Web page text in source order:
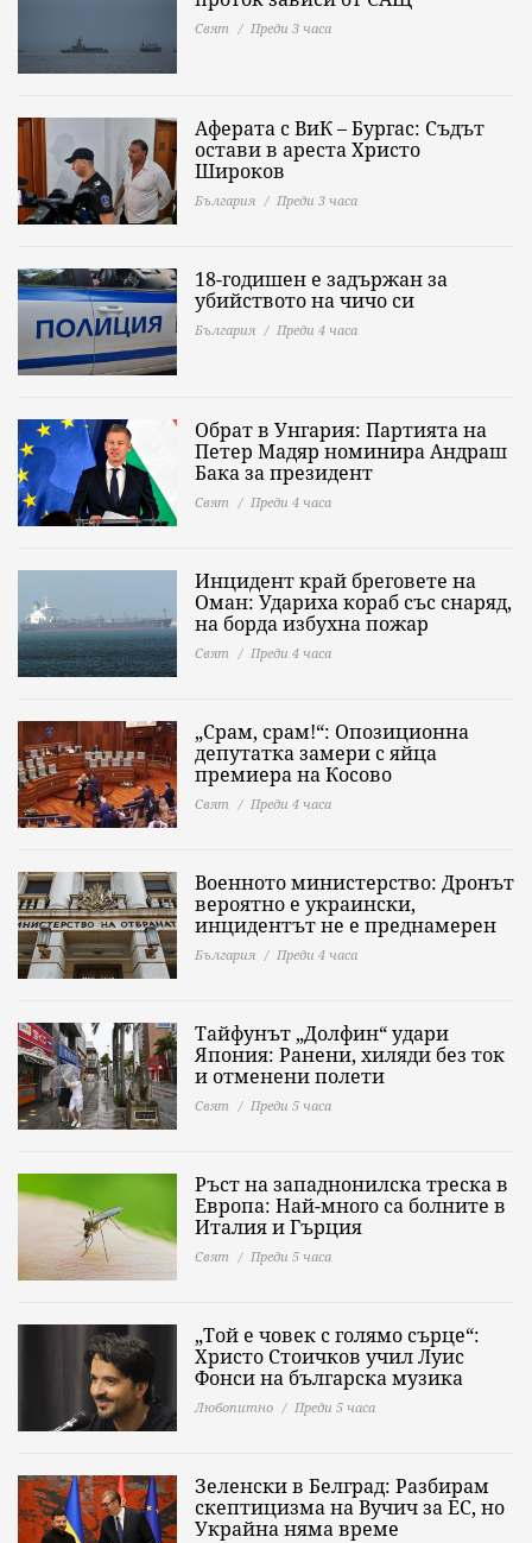
Свят Преди 3 часа
Аферата с ВиК – Бургас: Съдът
остави в ареста Христо
Широков
България Преди 3 часа
18-годишен е задържан за
убийството на чичо си
България Преди 4 часа
Обрат в Унгария: Партията на
Петер Мадяр номинира Андраш
Бака за президент
Свят Преди 4 часа
Инцидент край бреговете на
Оман: Удариха кораб със снаряд,
на борда избухна пожар
Свят Преди 4 часа
„Срам, срам!“: Опозиционна
депутатка замери с яйца
премиера на Косово
Свят Преди 4 часа
Военното министерство: Дронът
вероятно е украински,
инцидентът не е преднамерен
България Преди 4 часа
Тайфунът „Долфин“ удари
Япония: Ранени, хиляди без ток
и отменени полети
Свят Преди 5 часа
Ръст на западнонилска треска в
Европа: Най-много са болните в
Италия и Гърция
Свят Преди 5 часа
„Той е човек с голямо сърце“:
Христо Стоичков учил Луис
Фонси на българска музика
Любопитно Преди 5 часа
Зеленски в Белград: Разбирам
скептицизма на Вучич за ЕС, но
Украйна няма време